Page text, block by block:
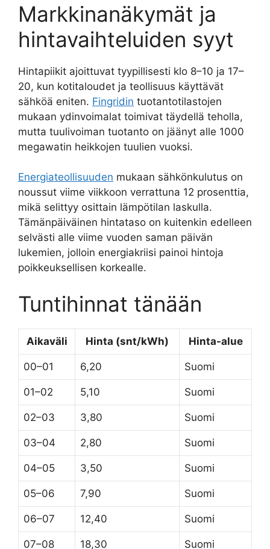
Markkinanäkymät ja
hintavaihteluiden syyt
Hintapiikit ajoittuvat tyypillisesti klo 8–10 ja 17–
20, kun kotitaloudet ja teollisuus käyttävät
sähköä eniten. Fingridin tuotantotilastojen
mukaan ydinvoimalat toimivat täydellä teholla,
mutta tuulivoiman tuotanto on jäänyt alle 1000
megawatin heikkojen tuulien vuoksi.
Energiateollisuuden mukaan sähkönkulutus on
noussut viime viikkoon verrattuna 12 prosenttia,
mikä selittyy osittain lämpötilan laskulla.
Tämänpäiväinen hintataso on kuitenkin edelleen
selvästi alle viime vuoden saman päivän
lukemien, jolloin energiakriisi painoi hintoja
poikkeuksellisen korkealle.
Tuntihinnat tänään
Aikaväli Hinta (snt/kWh) Hinta-alue
00–01 6,20 Suomi
01–02 5,10 Suomi
02–03 3,80 Suomi
03–04 2,80 Suomi
04–05 3,50 Suomi
05–06 7,90 Suomi
06–07 12,40 Suomi
07–08 18,30 Suomi